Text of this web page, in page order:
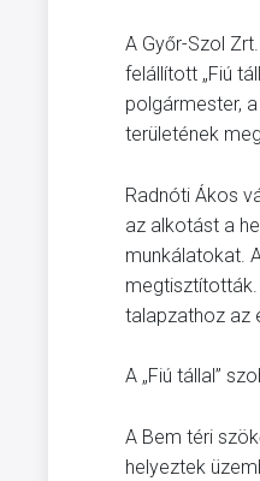
A Győr-Szol
felállított „Fiú
polgármester,
területének
Radnóti Ákos
az alkotást a
munkálatokat.
talapzathoz az
A „Fiú tállal”
A Bem téri
helyeztek